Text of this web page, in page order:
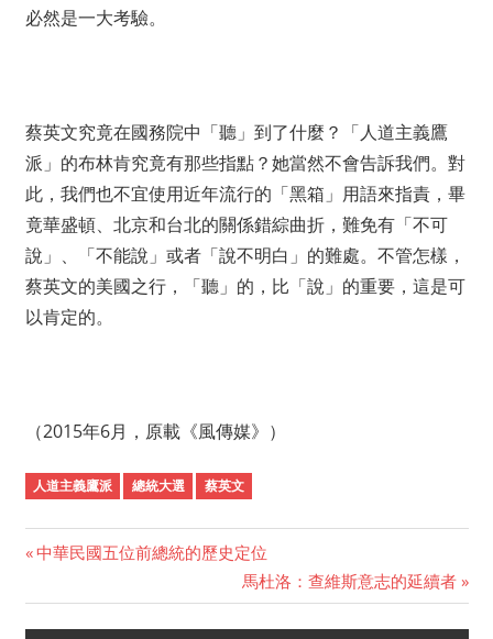
必然是一大考驗。
蔡英文究竟在國務院中「聽」到了什麼？「人道主義鷹
派」的布林肯究竟有那些指點？她當然不會告訴我們。對
此，我們也不宜使用近年流行的「黑箱」用語來指責，畢
竟華盛頓、北京和台北的關係錯綜曲折，難免有「不可
說」、「不能說」或者「說不明白」的難處。不管怎樣，
蔡英文的美國之行，「聽」的，比「說」的重要，這是可
以肯定的。
（2015年6月，原載《風傳媒》）
人道主義鷹派 總統大選 蔡英文
navigation
Previous
中華民國五位前總統的歷史定位
Next
Post:
馬杜洛：查維斯意志的延續者